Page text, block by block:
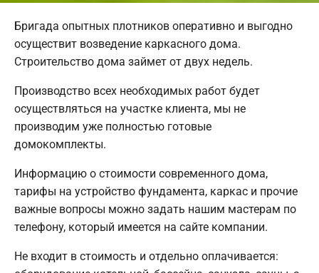
Бригада опытных плотников оперативно и выгодно
осуществит возведение каркасного дома.
Строительство дома займет от двух недель.
Производство всех необходимых работ будет
осуществляться на участке клиента, мы не
производим уже полностью готовые
домокомплекты.
Информацию о стоимости современного дома,
тарифы на устройство фундамента, каркас и прочие
важные вопросы можно задать нашим мастерам по
телефону, который имеется на сайте компании.
Не входит в стоимость и отдельно оплачивается: